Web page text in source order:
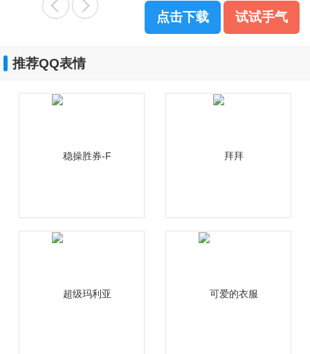
点击下载 试试手气
推荐QQ表情